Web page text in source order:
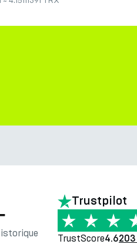
Trustpilot
TrustScore4.6203